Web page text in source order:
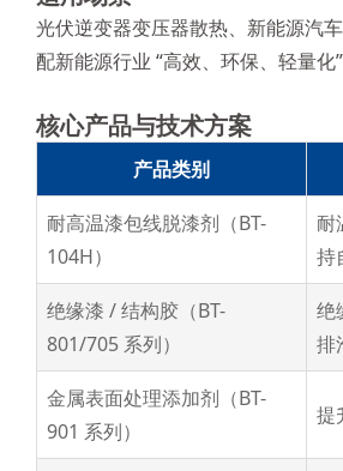
光伏逆变器变压器散热、新能源汽
配新能源行业 “高效、环保、轻量化”
核心产品与技术方案
产品类别
耐高温漆包线脱漆剂（BT-
104H）
耐
持
绝缘漆 / 结构胶（BT-
801/705 系列）
绝
排
金属表面处理添加剂（BT-
901 系列）
提